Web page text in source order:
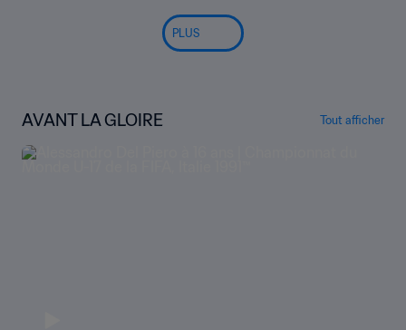
PLUS
AVANT LA GLOIRE Tout afficher